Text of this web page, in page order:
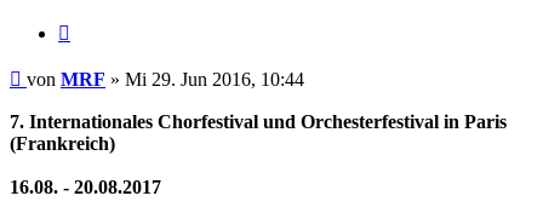
Beitrag
von MRF » Mi 29. Jun 2016, 10:44
7. Internationales Chorfestival und Orchesterfestival in Paris
(Frankreich)
16.08. - 20.08.2017